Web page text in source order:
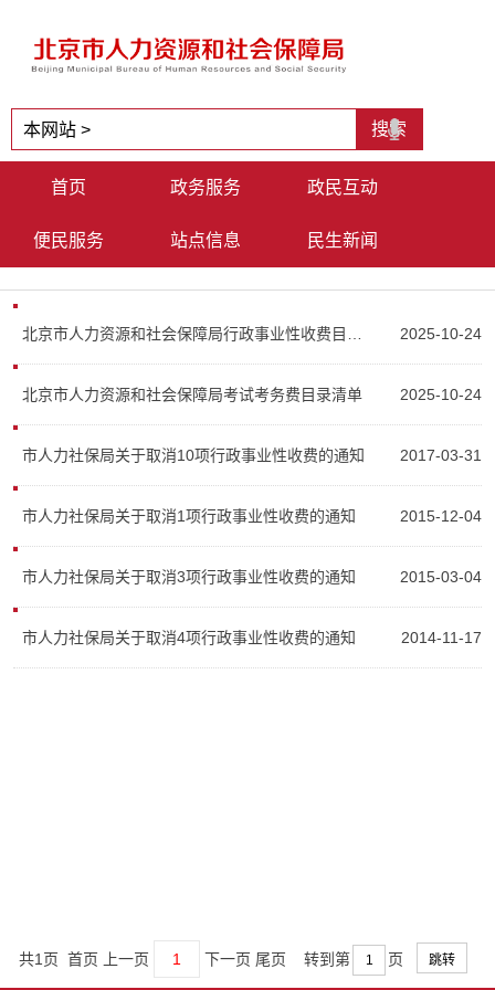
首页 政务服务 政民互动
便民服务 站点信息 民生新闻
北京市人力资源和社会保障局行政事业性收费目录清单 2025-10-24
北京市人力资源和社会保障局考试考务费目录清单 2025-10-24
市人力社保局关于取消10项行政事业性收费的通知 2017-03-31
市人力社保局关于取消1项行政事业性收费的通知 2015-12-04
市人力社保局关于取消3项行政事业性收费的通知 2015-03-04
市人力社保局关于取消4项行政事业性收费的通知 2014-11-17
共1页 首页 上一页 1 下一页 尾页 转到第 页